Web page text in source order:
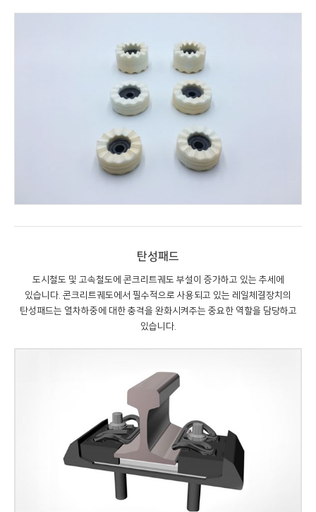
탄성패드
도시철도 및 고속철도에 콘크리트궤도 부설이 증가하고 있는 추세에
있습니다. 콘크리트궤도에서 필수적으로 사용되고 있는 레일체결장치의
탄성패드는 열차하중에 대한 충격을 완화시켜주는 중요한 역할을 담당하고
있습니다.